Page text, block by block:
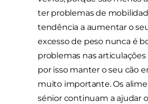
ter problemas de
tendência a aumentar o
excesso de peso nunca é
problemas nas articulações
por isso manter o seu cão
muito importante. Os
sénior continuam a ajudar